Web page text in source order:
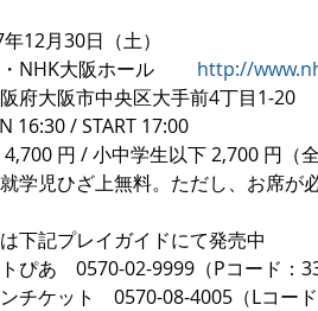
12月30日（土）
・NHK大阪ホール http://
阪市中央区大手前4丁目1-20
16:30 / START 17:00
円 / 小中学生以下 2,700 円（
ひざ上無料。ただし、お席が必
下記プレイガイドにて発売中
あ　0570-02-9999（Pコード：
ケット　0570-08-4005（Lコー